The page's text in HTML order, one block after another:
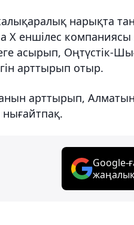
нарықта
еншілес
асырып, Оңтүстік-
арттырып отыр.
арттырып,
нығайтпақ.
Google-